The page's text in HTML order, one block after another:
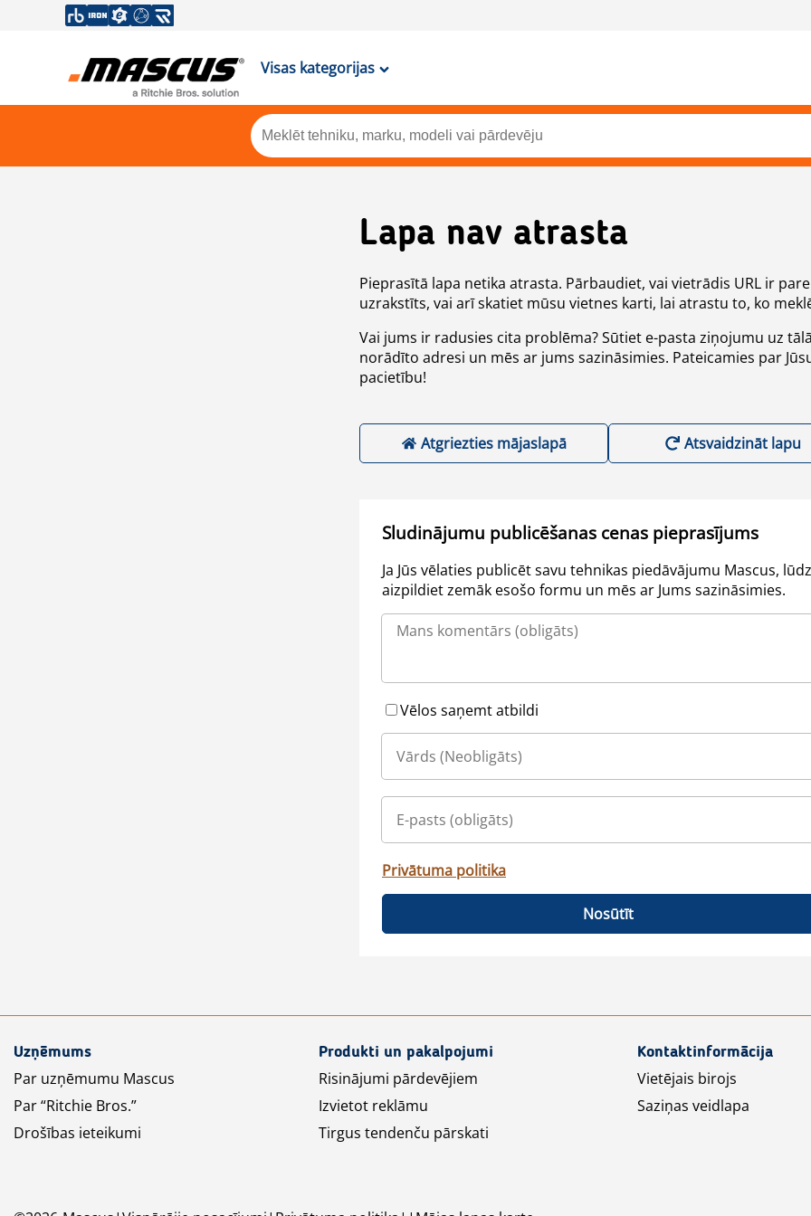
Visas kategorijas
Lapa nav atrasta
Pieprasītā lapa netika atrasta. Pārbaudiet, vai vietrādis URL ir
uzrakstīts, vai arī skatiet mūsu vietnes karti, lai atrastu to, ko
Vai jums ir radusies cita problēma? Sūtiet e-pasta ziņojumu uz
norādīto adresi un mēs ar jums sazināsimies. Pateicamies par
pacietību!
Atgriezties mājaslapā Atsvaidzināt lapu
Sludinājumu publicēšanas cenas pieprasījums
Ja Jūs vēlaties publicēt savu tehnikas piedāvājumu Mascus,
aizpildiet zemāk esošo formu un mēs ar Jums sazināsimies.
Vēlos saņemt atbildi
Privātuma politika
Nosūtīt
Uzņēmums
Par uzņēmumu Mascus
Par “Ritchie Bros.”
Drošības ieteikumi
Produkti un pakalpojumi
Risinājumi pārdevējiem
Izvietot reklāmu
Tirgus tendenču pārskati
Kontaktinformācija
Vietējais birojs
Saziņas veidlapa